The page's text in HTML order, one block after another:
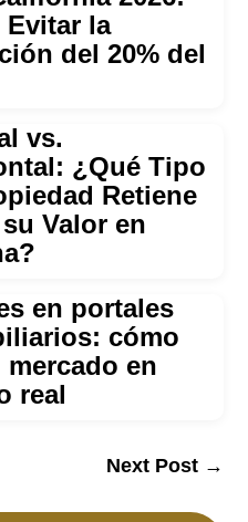
Evitar la
del 20% del
vs.
¿Qué Tipo
Retiene
Valor en
en portales
cómo
mercado en
real
Next Post→